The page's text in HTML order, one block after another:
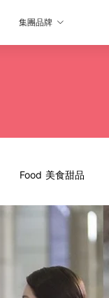
集團品牌
Food 美食甜品